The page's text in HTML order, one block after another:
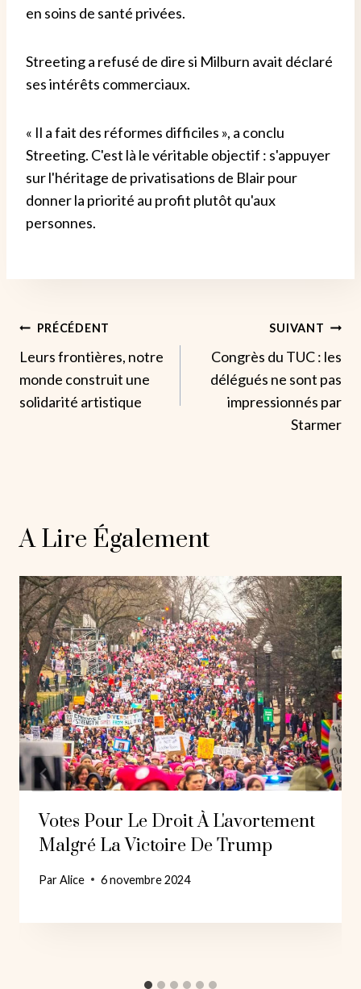
en soins de santé privées.
Streeting a refusé de dire si Milburn avait déclaré
ses intérêts commerciaux.
« Il a fait des réformes difficiles », a conclu
Streeting. C'est là le véritable objectif : s'appuyer
sur l'héritage de privatisations de Blair pour
donner la priorité au profit plutôt qu'aux
personnes.
Navigation
De
L’article
PRÉCÉDENT
Leurs frontières, notre
monde construit une
solidarité artistique
SUIVANT
Congrès du TUC : les
délégués ne sont pas
impressionnés par
Starmer
A Lire Également
Votes Pour Le Droit À L'avortement
Malgré La Victoire De Trump
ParAlice 6 novembre 2024